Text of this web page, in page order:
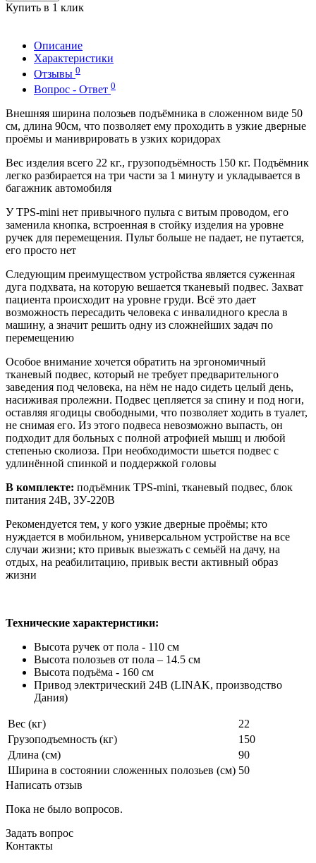
Купить в 1 клик
Описание
Характеристики
Отзывы 0
Вопрос - Ответ 0
Внешняя ширина полозьев подъёмника в сложенном виде 50
см, длина 90см, что позволяет ему проходить в узкие дверные
проёмы и маниврировать в узких коридорах
Вес изделия всего 22 кг., грузоподъёмность 150 кг. Подъёмник
легко разбирается на три части за 1 минуту и укладывается в
багажник автомобиля
У TPS-mini нет привычного пульта с витым проводом, его
заменила кнопка, встроенная в стойку изделия на уровне
ручек для перемещения. Пульт больше не падает, не путается,
его просто нет
Следующим преимуществом устройства является суженная
дуга подхвата, на которую вешается тканевый подвес. Захват
пациента происходит на уровне груди. Всё это дает
возможность пересадить человека с инвалидного кресла в
машину, а значит решить одну из сложнейших задач по
перемещению
Особое внимание хочется обратить на эргономичный
тканевый подвес, который не требует предварительного
заведения под человека, на нём не надо сидеть целый день,
насиживая пролежни. Подвес цепляется за спину и под ноги,
оставляя ягодицы свободными, что позволяет ходить в туалет,
не снимая его. Из этого подвеса невозможно выпасть, он
подходит для больных с полной атрофией мышц и любой
степенью сколиоза. При необходимости шьется подвес с
удлинённой спинкой и поддержкой головы
В комплекте: подъёмник TPS-mini, тканевый подвес, блок
питания 24В, ЗУ-220В
Рекомендуется тем, у кого узкие дверные проёмы; кто
нуждается в мобильном, универсальном устройстве на все
случаи жизни; кто привык выезжать с семьёй на дачу, на
отдых, на реабилитацию, привык вести активный образ
жизни
Технические характеристики:
Высота ручек от пола - 110 см
Высота полозьев от пола – 14.5 см
Высота подъёма - 160 см
Привод электрический 24В (LINAK, производство
Дания)
Вес (кг)
22
Грузоподъемность (кг)
150
Длина (см)
90
Ширина в состоянии сложенных полозьев (см) 50
Написать отзыв
Пока не было вопросов.
Задать вопрос
Контакты